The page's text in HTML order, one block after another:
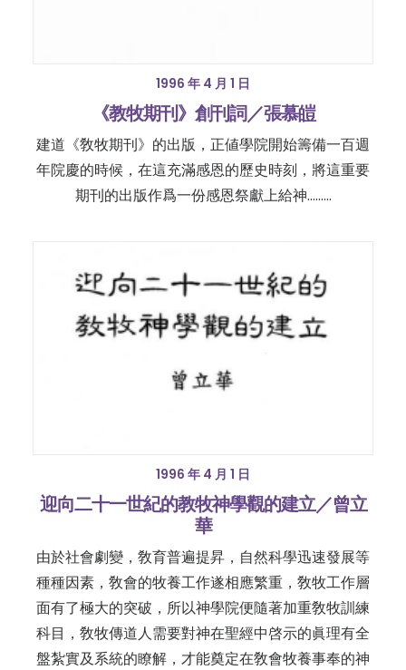
1996 年 4 月 1 日
《教牧期刊》創刊詞／張慕皚
建道《敎牧期刊》的出版，正値學院開始籌備一百週
年院慶的時候，在這充滿感恩的歷史時刻，將這重要
期刊的出版作爲一份感恩祭獻上給神………
1996 年 4 月 1 日
迎向二十一世紀的教牧神學觀的建立／曾立
華
由於社會劇變，敎育普遍提昇，自然科學迅速發展等
種種因素，敎會的牧養工作遂相應繁重，敎牧工作層
面有了極大的突破，所以神學院便隨著加重敎牧訓練
科目，敎牧傳道人需要對神在聖經中啓示的眞理有全
盤紮實及系統的瞭解，才能奠定在敎會牧養事奉的神